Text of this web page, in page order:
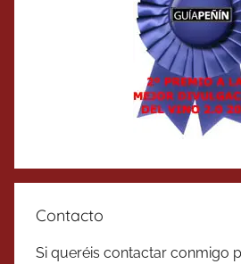
Contacto
Si queréis contactar conmigo